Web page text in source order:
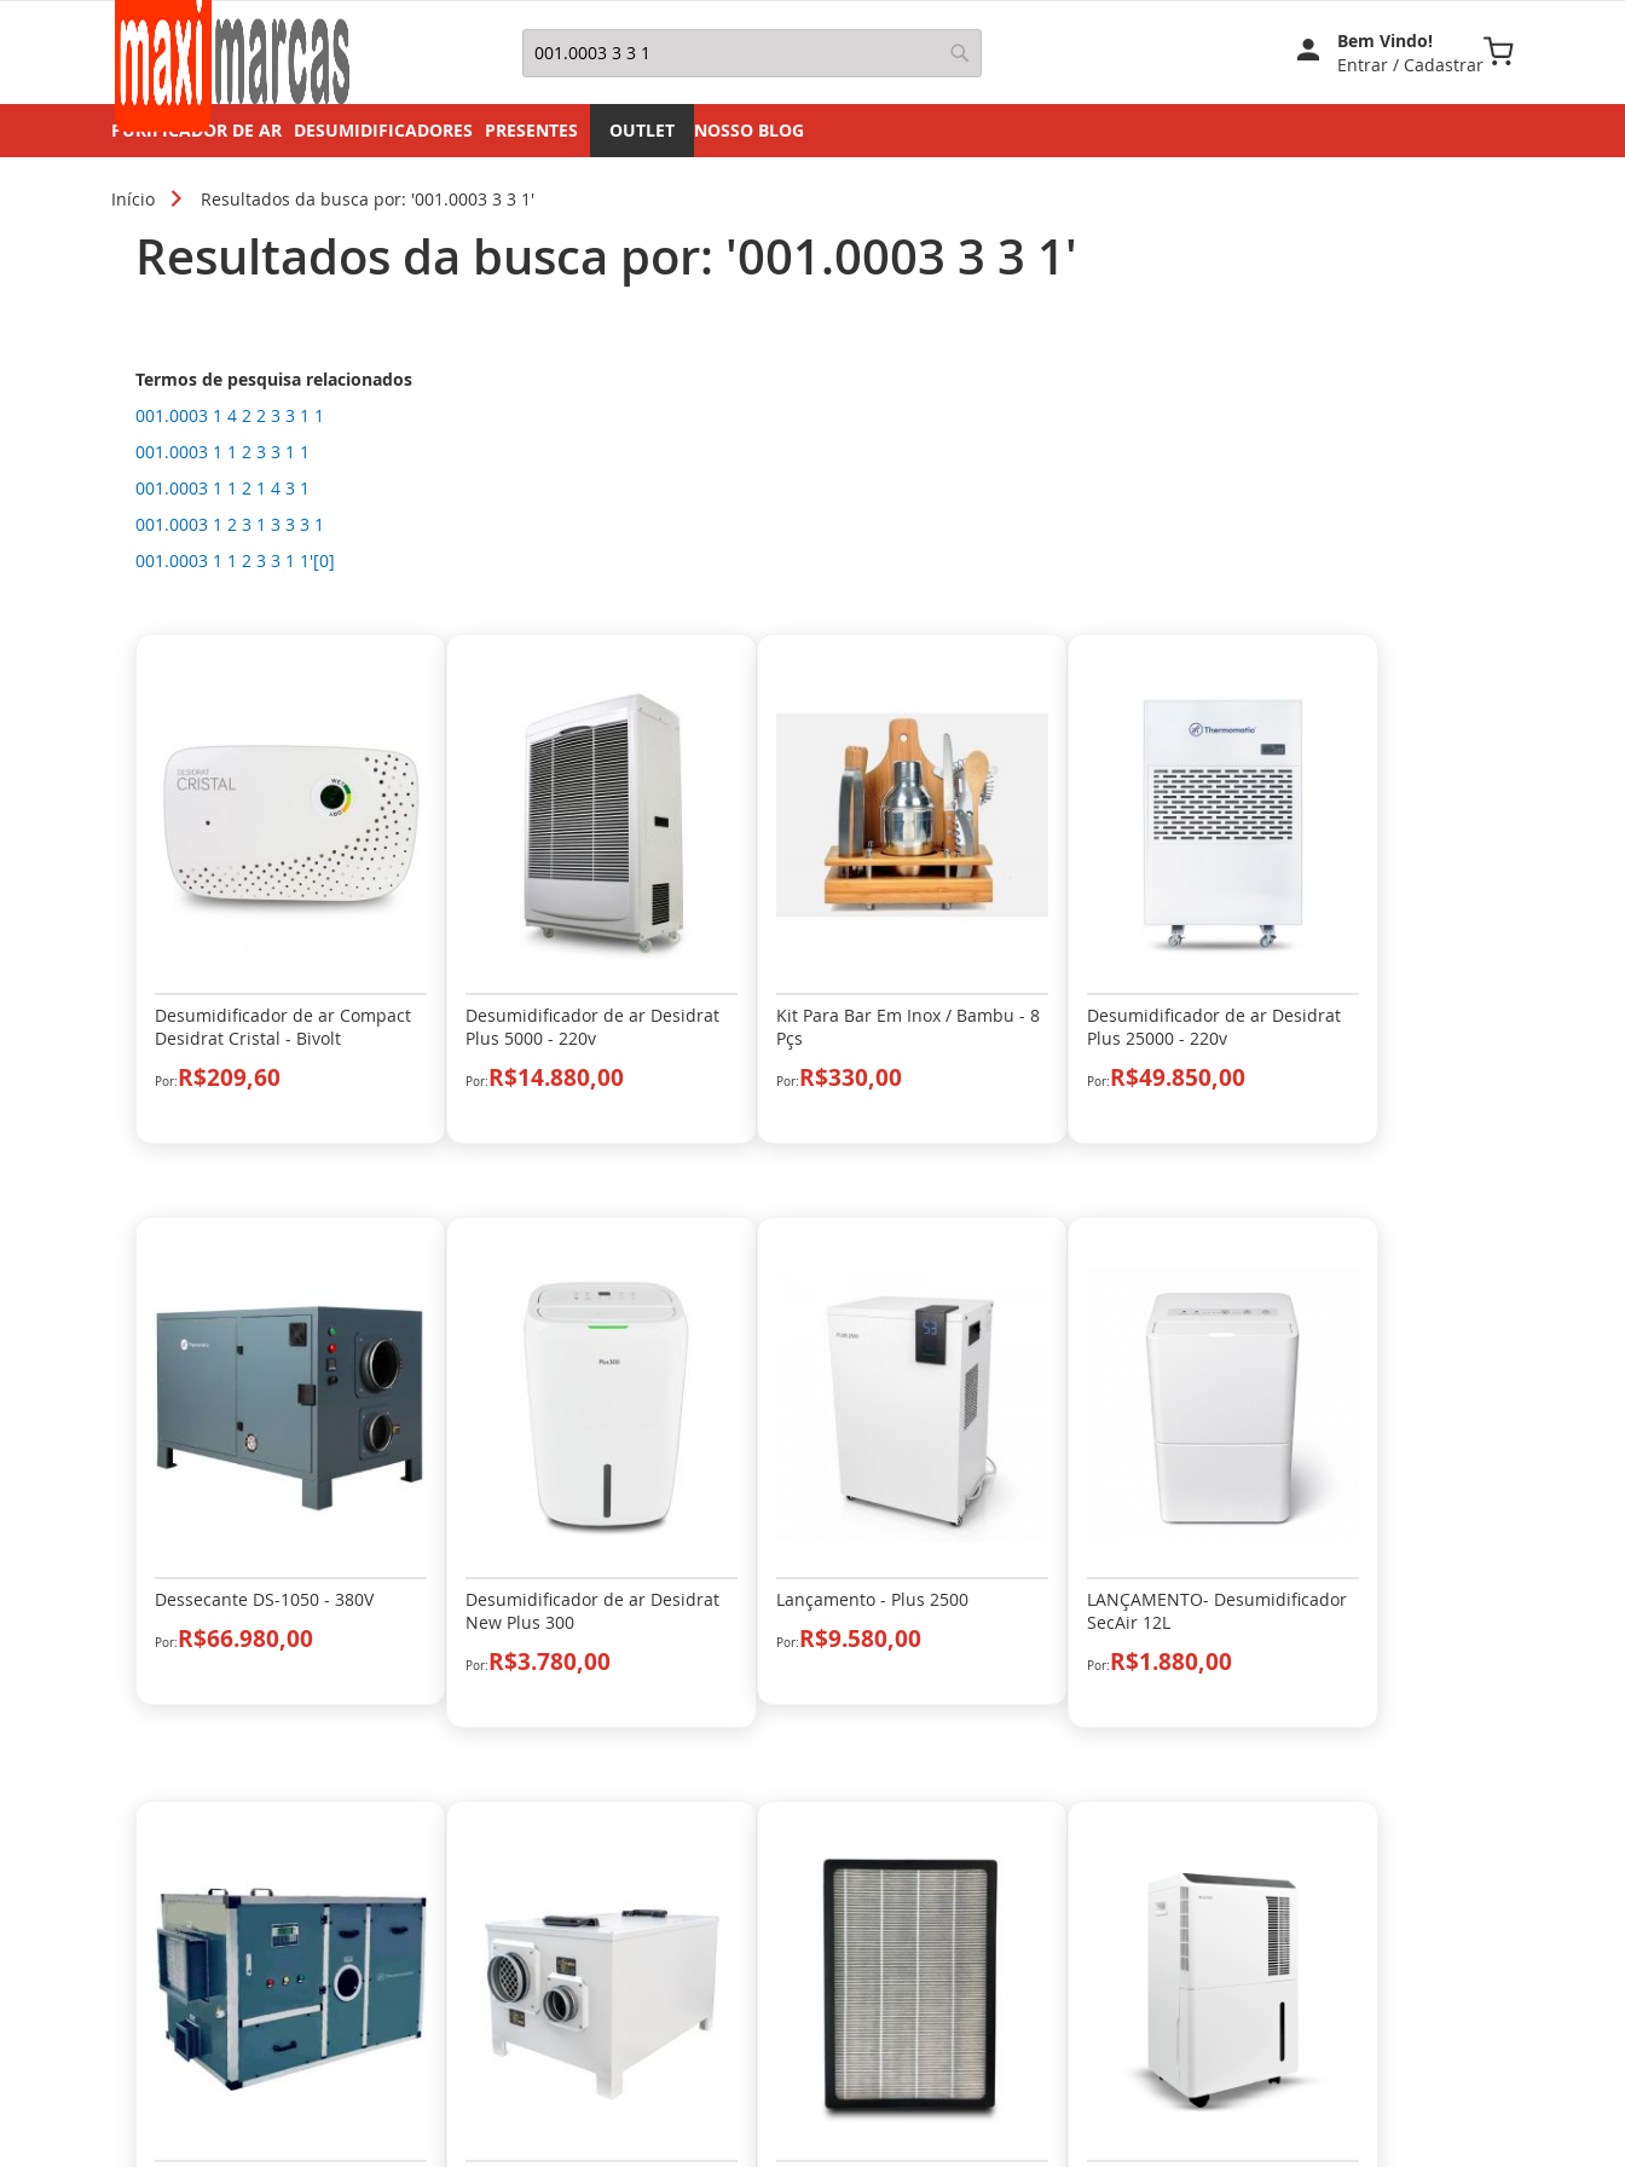
Pesquisa Pesquisa
Bem Vindo!
Entrar / Cadastrar
Meu Carrinho
PURIFICADOR DE AR DESUMIDIFICADORES PRESENTES OUTLET NOSSO BLOG
Início Resultados da busca por: '001.0003 3 3 1'
Resultados da busca por: '001.0003 3 3 1'
Termos de pesquisa relacionados
001.0003 1 4 2 2 3 3 1 1
001.0003 1 1 2 3 3 1 1
001.0003 1 1 2 1 4 3 1
001.0003 1 2 3 1 3 3 3 1
001.0003 1 1 2 3 3 1 1'[0]
Desumidificador de ar Compact
Desidrat Cristal - Bivolt
R$209,60
Desumidificador de ar Desidrat
Plus 5000 - 220v
R$14.880,00
Kit Para Bar Em Inox / Bambu - 8
Pçs
R$330,00
Desumidificador de ar Desidrat
Plus 25000 - 220v
R$49.850,00
Dessecante DS-1050 - 380V
R$66.980,00
Desumidificador de ar Desidrat
New Plus 300
R$3.780,00
Lançamento - Plus 2500
R$9.580,00
LANÇAMENTO- Desumidificador
SecAir 12L
R$1.880,00